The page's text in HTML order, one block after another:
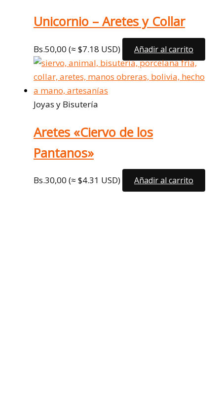
Unicornio – Aretes y Collar
Bs.50,00 (≈ $7.18 USD) Añadir al carrito
Joyas y Bisutería
Aretes «Ciervo de los
Pantanos»
Bs.30,00 (≈ $4.31 USD) Añadir al carrito